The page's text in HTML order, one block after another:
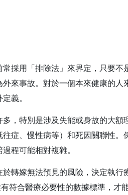
採用「排除法」來界定，只要不
來事故。對於一個本來健康的人
義。
，特別是涉及失能或身故的大額
症、慢性病等）和死因關聯性。
程可能相對複雜。
轉嫁無法預見的風險，決定執行
符合醫療必要性的數據標準，才